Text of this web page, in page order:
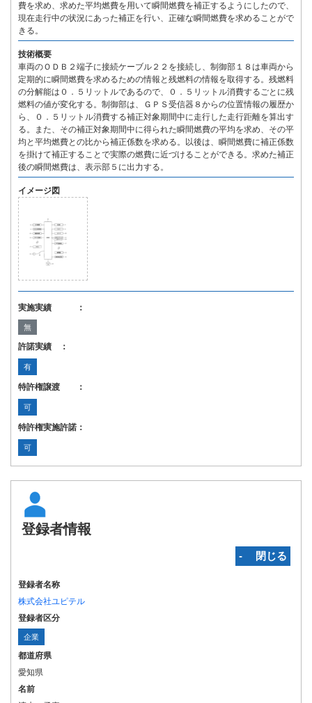
費を求め、求めた平均燃費を用いて瞬間燃費を補正するようにしたので、
現在走行中の状況にあった補正を行い、正確な瞬間燃費を求めることがで
きる。
技術概要
車両のＯＤＢ２端子に接続ケーブル２２を接続し、制御部１８は車両から
定期的に瞬間燃費を求めるための情報と残燃料の情報を取得する。残燃料
の分解能は０．５リットルであるので、０．５リットル消費するごとに残
燃料の値が変化する。制御部は、ＧＰＳ受信器８からの位置情報の履歴か
ら、０．５リットル消費する補正対象期間中に走行した走行距離を算出す
る。また、その補正対象期間中に得られた瞬間燃費の平均を求め、その平
均と平均燃費との比から補正係数を求める。以後は、瞬間燃費に補正係数
を掛けて補正することで実際の燃費に近づけることができる。求めた補正
後の瞬間燃費は、表示部５に出力する。
イメージ図
実施実績 ：
無
許諾実績 ：
有
特許権譲渡 ：
可
特許権実施許諾：
可
登録者情報
‐ 閉じる
登録者名称
株式会社ユピテル
登録者区分
企業
都道府県
愛知県
名前